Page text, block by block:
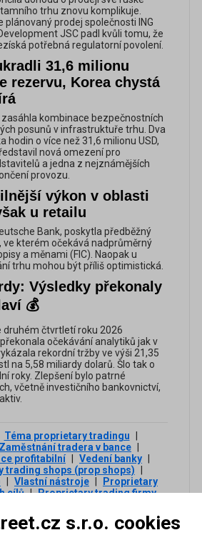
trhu znovu komplikuje.
plánovaný prodej společnosti ING
JSC padl kvůli tomu, že
potřebná regulatorní povolení.
31,6 milionu
rezervu, Korea chystá
kombinace bezpečnostních
posunů v infrastruktuře trhu. Dva
o více než 31,6 milionu USD,
nová omezení pro
a jedna z nejznámějších
provozu.
výkon v oblasti
u retailu
Bank, poskytla předběžný
kterém očekává nadprůměrný
a měnami (FIC). Naopak u
trhu mohou být příliš optimistická.
Výsledky překonaly
💰
druhém čtvrtletí roku 2026
očekávání analytiků jak v
rekordní tržby ve výši 21,35
na 5,58 miliardy dolarů. Šlo tak o
roky. Zlepšení bylo patrné
včetně investičního bankovnictví,
Téma proprietary tradingu
Zaměstnání tradera v bance
profitabilní Vedení banky
trading shops (prop shops)
Vlastní nástroje
Proprietary
cílů | Proprietary trading firmy
Vstupní poplatek (fee)
peníze Rozsáhlý seriál |
s.r.o. cookies